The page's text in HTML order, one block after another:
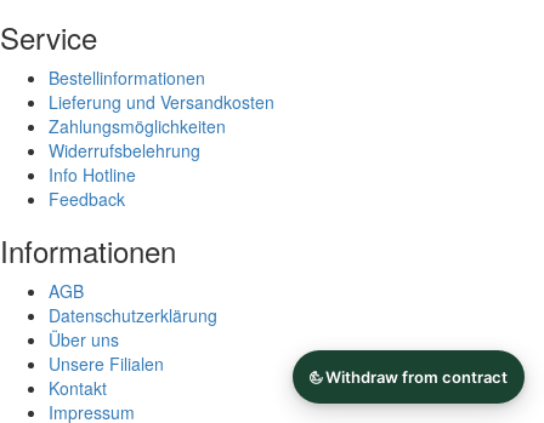
Service
Bestellinformationen
Lieferung und Versandkosten
Zahlungsmöglichkeiten
Widerrufsbelehrung
Info Hotline
Feedback
Informationen
AGB
Datenschutzerklärung
Über uns
Unsere Filialen
Kontakt
Impressum